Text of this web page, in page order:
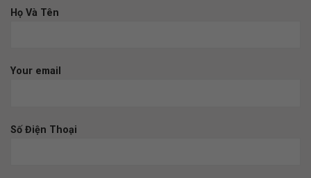
Họ Và Tên
Your email
Số Điện Thoại